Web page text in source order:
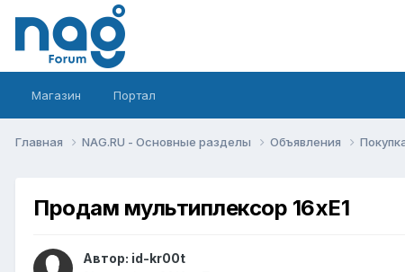
Магазин Портал
Главная NAG.RU - Основные разделы Объявления
Продам мультиплексор 16xE1
Автор: id-kr00t